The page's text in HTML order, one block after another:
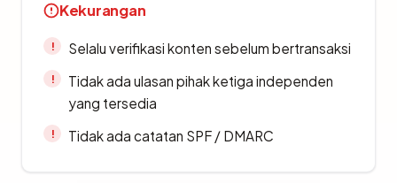
Kekurangan
Selalu verifikasi konten sebelum bertransaksi
Tidak ada ulasan pihak ketiga independen
yang tersedia
Tidak ada catatan SPF / DMARC